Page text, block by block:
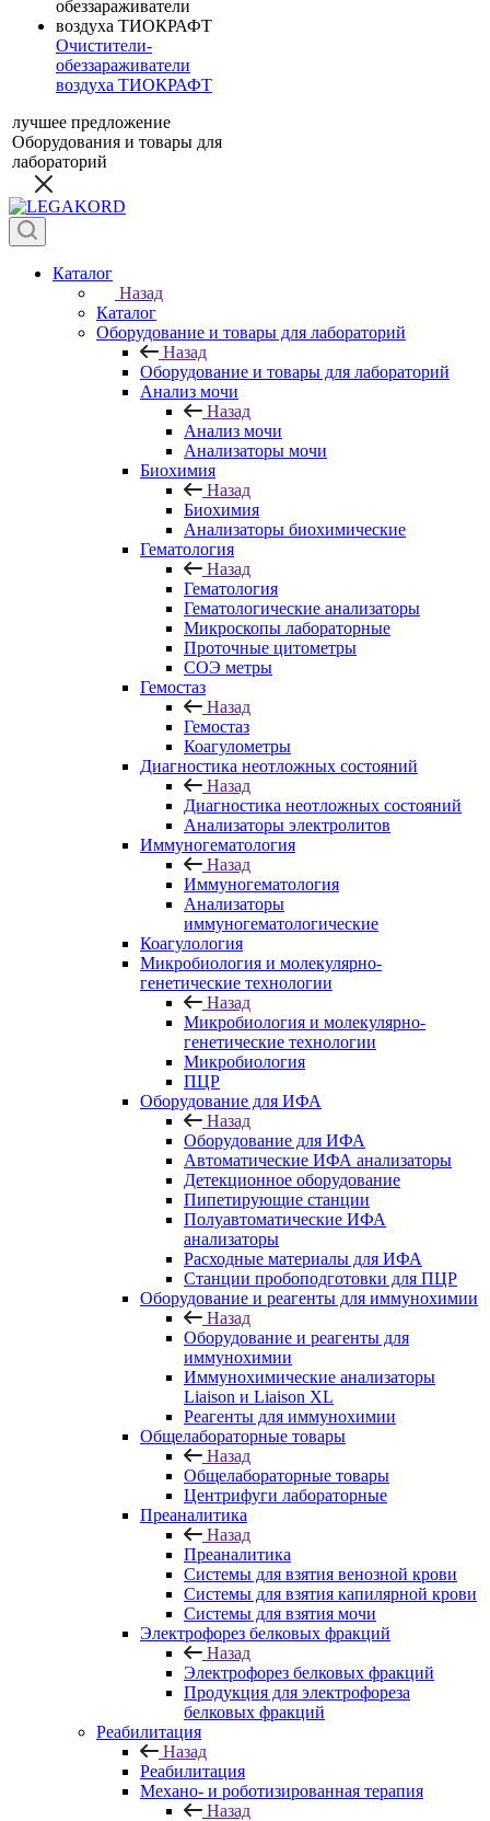
Очистители-
обеззараживатели
воздуха ТИОКРАФТ
лучшее предложение
Оборудования и товары для
лабораторий
Каталог
Назад
Каталог
Оборудование и товары для лабораторий
Назад
Оборудование и товары для лабораторий
Анализ мочи
Назад
Анализ мочи
Анализаторы мочи
Биохимия
Назад
Биохимия
Анализаторы биохимические
Гематология
Назад
Гематология
Гематологические анализаторы
Микроскопы лабораторные
Проточные цитометры
СОЭ метры
Гемостаз
Назад
Гемостаз
Коагулометры
Диагностика неотложных состояний
Назад
Диагностика неотложных состояний
Анализаторы электролитов
Иммуногематология
Назад
Иммуногематология
Анализаторы
иммуногематологические
Коагулология
Микробиология и молекулярно-
генетические технологии
Назад
Микробиология и молекулярно-
генетические технологии
Микробиология
ПЦР
Оборудование для ИФА
Назад
Оборудование для ИФА
Автоматические ИФА анализаторы
Детекционное оборудование
Пипетирующие станции
Полуавтоматические ИФА
анализаторы
Расходные материалы для ИФА
Станции пробоподготовки для ПЦР
Оборудование и реагенты для иммунохимии
Назад
Оборудование и реагенты для
иммунохимии
Иммунохимические анализаторы
Liaison и Liaison XL
Реагенты для иммунохимии
Общелабораторные товары
Назад
Общелабораторные товары
Центрифуги лабораторные
Преаналитика
Назад
Преаналитика
Системы для взятия венозной крови
Системы для взятия капилярной крови
Системы для взятия мочи
Электрофорез белковых фракций
Назад
Электрофорез белковых фракций
Продукция для электрофореза
белковых фракций
Реабилитация
Назад
Реабилитация
Механо- и роботизированная терапия
Назад